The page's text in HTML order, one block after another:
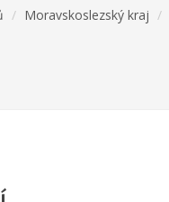
Moravskoslezský kraj